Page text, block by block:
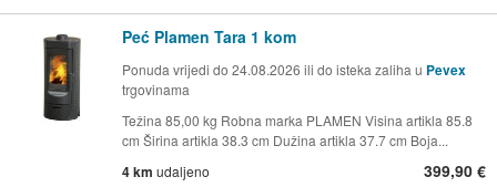
Peć Plamen Tara 1 kom
Ponuda vrijedi do 24.08.2026 ili do isteka zaliha u Pevex
trgovinama
Težina 85,00 kg Robna marka PLAMEN Visina artikla 85.8
cm Širina artikla 38.3 cm Dužina artikla 37.7 cm Boja...
4 km udaljeno 399,90 €